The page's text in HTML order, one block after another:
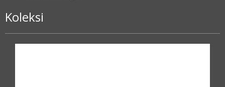
Koleksi